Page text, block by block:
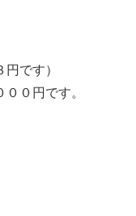
です）
０円です。